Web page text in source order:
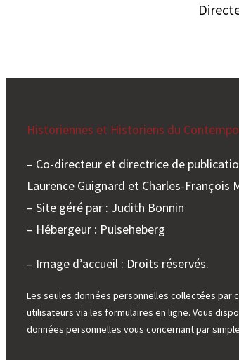
Historiennes et Historiens du
– Co-directeur et directrice de
Laurence Guignard et Charles-François
– Site géré par : Judith Bonnin
– Hébergeur : Pulseheberg
– Image d’accueil : Droits réservés.
Les seules données personnelles collectées
utilisateurs via les formulaires en ligne. Vous
données personnelles vous concernant par